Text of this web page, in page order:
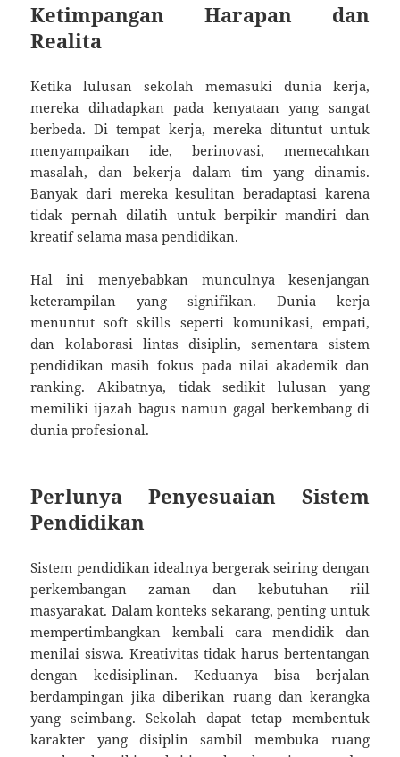
Ketimpangan Harapan dan
Realita
Ketika lulusan sekolah memasuki dunia kerja,
mereka dihadapkan pada kenyataan yang sangat
berbeda. Di tempat kerja, mereka dituntut untuk
menyampaikan ide, berinovasi, memecahkan
masalah, dan bekerja dalam tim yang dinamis.
Banyak dari mereka kesulitan beradaptasi karena
tidak pernah dilatih untuk berpikir mandiri dan
kreatif selama masa pendidikan.
Hal ini menyebabkan munculnya kesenjangan
keterampilan yang signifikan. Dunia kerja
menuntut soft skills seperti komunikasi, empati,
dan kolaborasi lintas disiplin, sementara sistem
pendidikan masih fokus pada nilai akademik dan
ranking. Akibatnya, tidak sedikit lulusan yang
memiliki ijazah bagus namun gagal berkembang di
dunia profesional.
Perlunya Penyesuaian Sistem
Pendidikan
Sistem pendidikan idealnya bergerak seiring dengan
perkembangan zaman dan kebutuhan riil
masyarakat. Dalam konteks sekarang, penting untuk
mempertimbangkan kembali cara mendidik dan
menilai siswa. Kreativitas tidak harus bertentangan
dengan kedisiplinan. Keduanya bisa berjalan
berdampingan jika diberikan ruang dan kerangka
yang seimbang. Sekolah dapat tetap membentuk
karakter yang disiplin sambil membuka ruang